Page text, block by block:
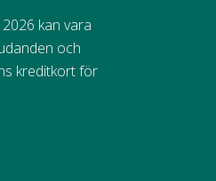
kan vara
och
kreditkort för